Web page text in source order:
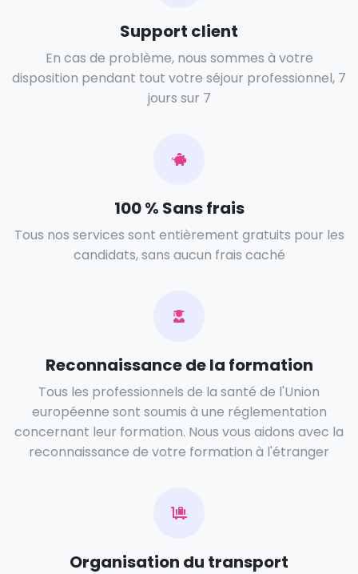
Support client
En cas de problème, nous sommes à votre
disposition pendant tout votre séjour professionnel, 7
jours sur 7
100 % Sans frais
Tous nos services sont entièrement gratuits pour les
candidats, sans aucun frais caché
Reconnaissance de la formation
Tous les professionnels de la santé de l'Union
européenne sont soumis à une réglementation
concernant leur formation. Nous vous aidons avec la
reconnaissance de votre formation à l'étranger
Organisation du transport